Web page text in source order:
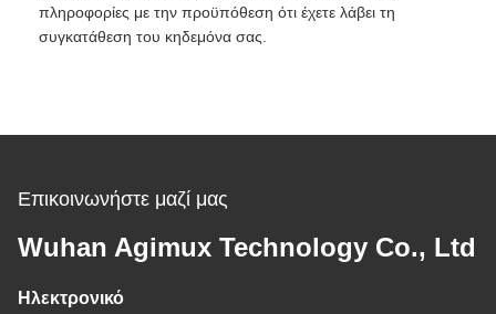
πληροφορίες με την προϋπόθεση ότι έχετε λάβει τη
συγκατάθεση του κηδεμόνα σας.
Επικοινωνήστε μαζί μας
Wuhan Agimux Technology Co., Ltd
Ηλεκτρονικό